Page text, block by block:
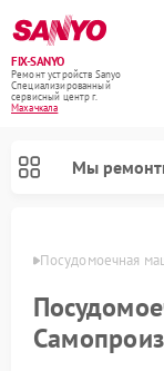
FIX-SANYO
Ремонт устройств Sanyo
Специализированный
cервисный центр г.
Махачкала
Мы
Посудомоечная